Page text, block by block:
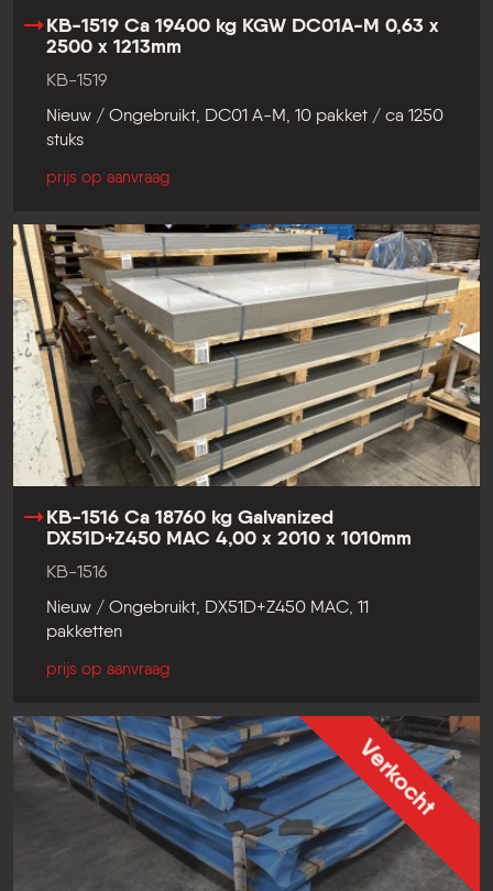
KB-1519 Ca 19400 kg KGW DC01A-M 0,63 x
2500 x 1213mm
KB-1519
Nieuw / Ongebruikt, DC01 A-M, 10 pakket / ca 1250
stuks
prijs op aanvraag
KB-1516 Ca 18760 kg Galvanized
DX51D+Z450 MAC 4,00 x 2010 x 1010mm
KB-1516
Nieuw / Ongebruikt, DX51D+Z450 MAC, 11
pakketten
prijs op aanvraag
Verkocht